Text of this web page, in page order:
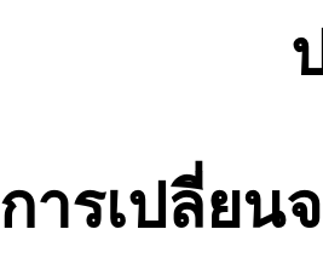
การเปลี่ย